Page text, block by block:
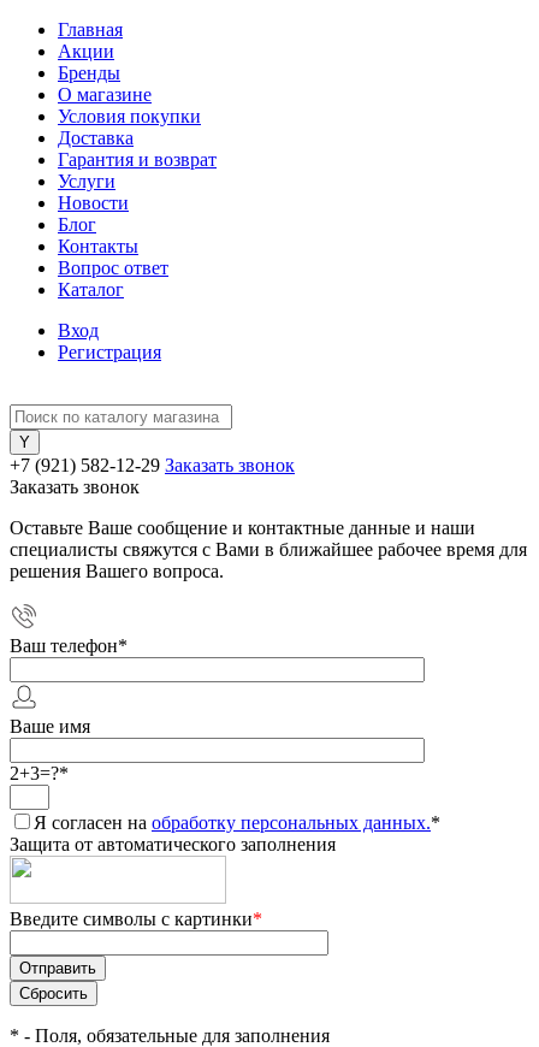
Главная
Акции
Бренды
О магазине
Условия покупки
Доставка
Гарантия и возврат
Услуги
Новости
Блог
Контакты
Вопрос ответ
Каталог
Вход
Регистрация
+7 (921) 582-12-29 Заказать звонок
Заказать звонок
Оставьте Ваше сообщение и контактные данные и наши
специалисты свяжутся с Вами в ближайшее рабочее время для
решения Вашего вопроса.
Ваш телефон*
Ваше имя
2+3=?*
Я согласен на обработку персональных данных.*
Защита от автоматического заполнения
Введите символы с картинки*
* - Поля, обязательные для заполнения